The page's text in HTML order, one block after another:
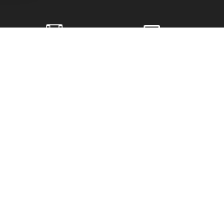
موقع البرامج الجدول